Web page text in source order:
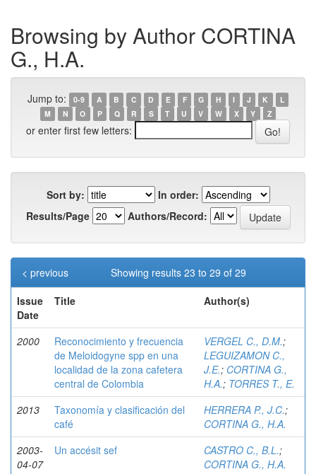
Browsing by Author CORTINA
G., H.A.
Jump to: 0-9 A B C D E F G H I J K
L
M
N O P Q R S T U V W X Y Z
or enter first few letters:
Sort by:
In order:
Results/Page
Authors/Record:
Showing results 23 to 29 of 29
< previous
Issue
Date
Title Author(s)
2000
Reconocimiento y frecuencia
de Meloidogyne spp en una
localidad de la zona cafetera
central de Colombia
VERGEL C., D.M.;
LEGUIZAMON C.,
J.E.; CORTINA G.,
H.A.; TORRES T., E.
2013
Taxonomía y clasificación del
café
HERRERA P., J.C.;
CORTINA G., H.A.
2003-
04-07
Un accésit sef CASTRO C., B.L.;
CORTINA G., H.A.